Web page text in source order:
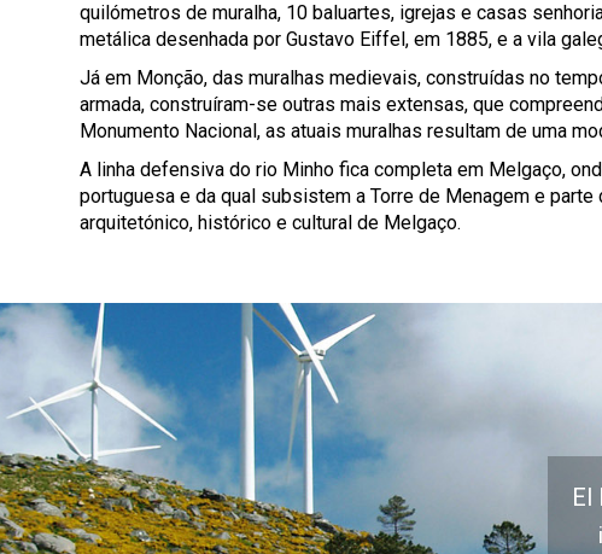
quilómetros de muralha, 10 baluartes, igrejas e casas
metálica desenhada por Gustavo Eiffel, em 1885, e a vila
Já em Monção, das muralhas medievais, construídas no
armada, construíram-se outras mais extensas, que
Monumento Nacional, as atuais muralhas resultam de uma
A linha defensiva do rio Minho fica completa em Melgaço,
portuguesa e da qual subsistem a Torre de Menagem e
arquitetónico, histórico e cultural de Melgaço.
El